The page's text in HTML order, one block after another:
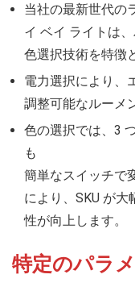
当社の最新世代の
イ ベイ ライトは
色選択技術を特徴
電力選択により、
調整可能なルーメ
色の選択では、3
も
簡単なスイッチで
により、SKU が
性が向上します。
特定のパラ